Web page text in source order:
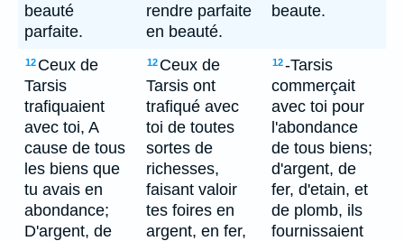
beauté
parfaite.
rendre parfaite
en beauté.
beaute.
12 Ceux de
Tarsis
trafiquaient
avec toi, A
cause de tous
les biens que
tu avais en
abondance;
D'argent, de
12 Ceux de
Tarsis ont
trafiqué avec
toi de toutes
sortes de
richesses,
faisant valoir
tes foires en
argent, en fer,
12-Tarsis
commerçait
avec toi pour
l'abondance
de tous biens;
d'argent, de
fer, d'etain, et
de plomb, ils
fournissaient